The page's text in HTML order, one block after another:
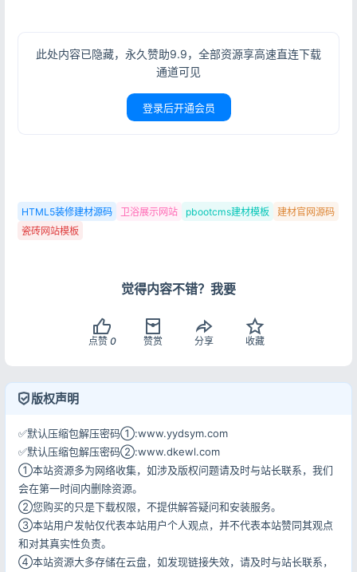
此处内容已隐藏，永久赞助9.9，全部资源享高速直连下载
通道可见
登录后开通会员
HTML5装修建材源码 卫浴展示网站 pbootcms建材模板
建材官网源码
瓷砖网站模板
觉得内容不错？我要
点赞 0 赞赏 分享 收藏
版权声明
✅默认压缩包解压密码①:www.yydsym.com
✅默认压缩包解压密码②:www.dkewl.com
①本站资源多为网络收集，如涉及版权问题请及时与站长联系，我们
会在第一时间内删除资源。
②您购买的只是下载权限，不提供解答疑问和安装服务。
③本站用户发帖仅代表本站用户个人观点，并不代表本站赞同其观点
和对其真实性负责。
④本站资源大多存储在云盘，如发现链接失效，请及时与站长联系，